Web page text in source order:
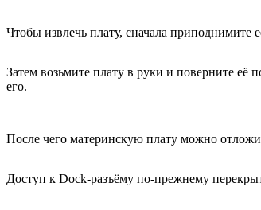
Чтобы извлечь плату, сначала приподнимите
Затем возьмите плату в руки и поверните её
его.
После чего материнскую плату можно
Доступ к Dock-разъёму по-прежнему